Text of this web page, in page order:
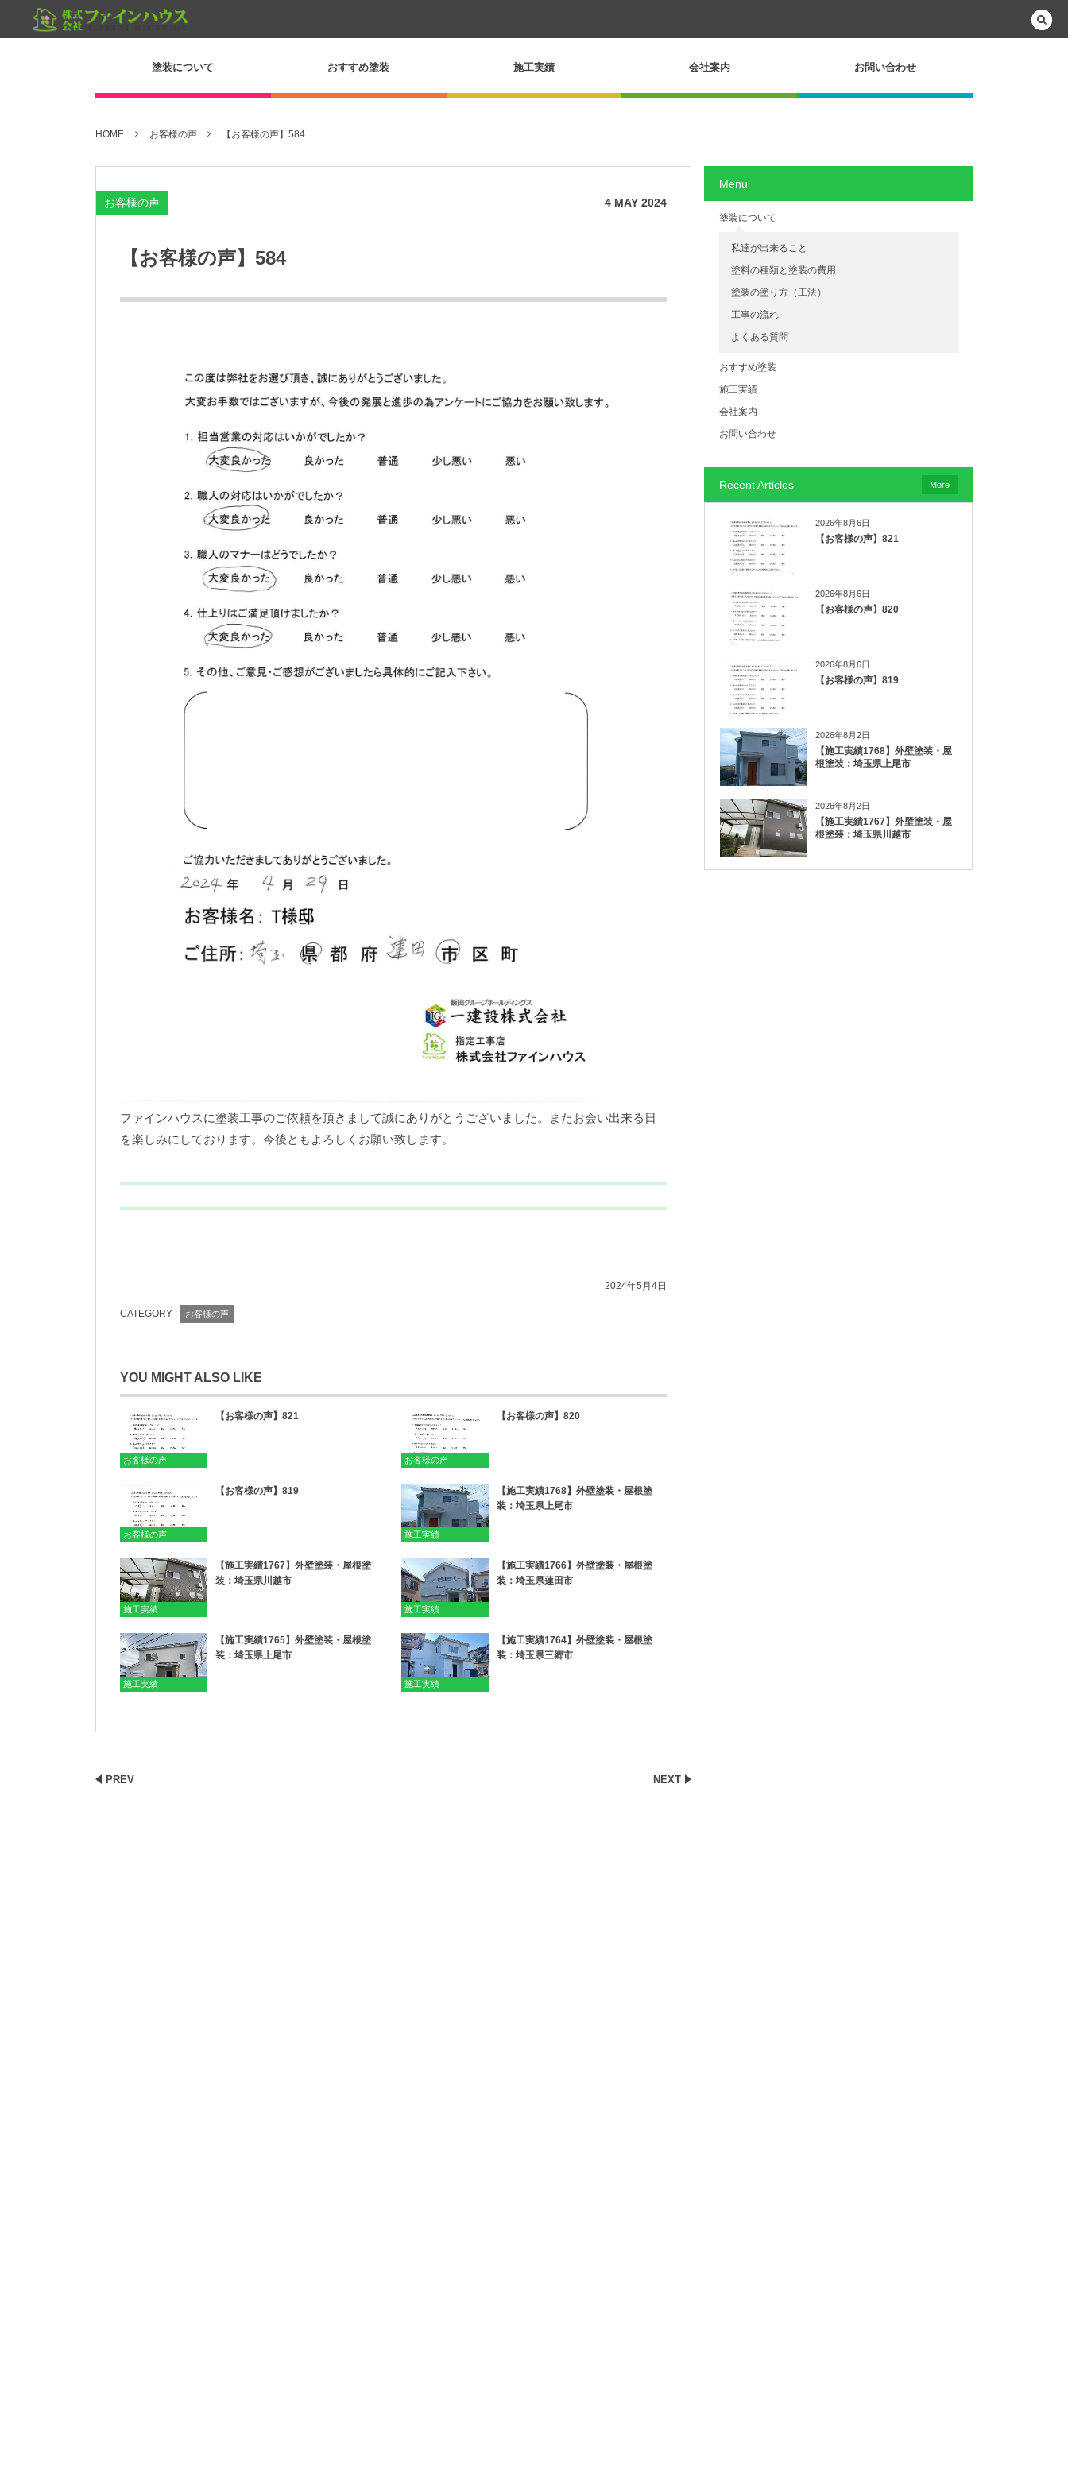
塗装について おすすめ塗装 施工実績 会社案内 お問い合わせ
HOME お客様の声 【お客様の声】584
お客様の声 4 MAY 2024
【お客様の声】584
ファインハウスに塗装工事のご依頼を頂きまして誠にありがとうございました。またお会い出来る日
を楽しみにしております。今後ともよろしくお願い致します。
2024年5月4日
CATEGORY : お客様の声
YOU MIGHT ALSO LIKE
お客様の声
【お客様の声】821
お客様の声
【お客様の声】820
お客様の声
【お客様の声】819
施工実績
【施工実績1768】外壁塗装・屋根塗
装：埼玉県上尾市
施工実績
【施工実績1767】外壁塗装・屋根塗
装：埼玉県川越市
施工実績
【施工実績1766】外壁塗装・屋根塗
装：埼玉県蓮田市
施工実績
【施工実績1765】外壁塗装・屋根塗
装：埼玉県上尾市
施工実績
【施工実績1764】外壁塗装・屋根塗
装：埼玉県三郷市
PREV NEXT
Menu
塗装について
私達が出来ること
塗料の種類と塗装の費用
塗装の塗り方（工法）
工事の流れ
よくある質問
おすすめ塗装
施工実績
会社案内
お問い合わせ
Recent Articles
2026年8月6日
【お客様の声】821
2026年8月6日
【お客様の声】820
2026年8月6日
【お客様の声】819
2026年8月2日
【施工実績1768】外壁塗装・屋
根塗装：埼玉県上尾市
2026年8月2日
【施工実績1767】外壁塗装・屋
根塗装：埼玉県川越市
More